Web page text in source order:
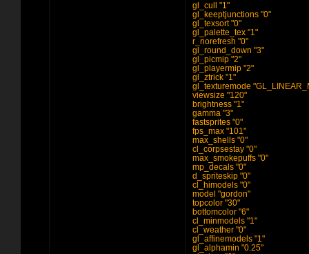
gl_cull "1"
gl_keeptjunctions "0"
gl_texsort "0"
gl_palette_tex "1"
r_norefresh "0"
gl_round_down "3"
gl_picmip "2"
gl_playermip "2"
gl_ztrick "1"
gl_texturemode
viewsize "120"
brightness "1"
gamma "3"
fastsprites "0"
fps_max "101"
max_shells "0"
cl_corpsestay "0"
max_smokepuffs "0"
mp_decals "0"
d_spriteskip "0"
cl_himodels "0"
model "gordon"
topcolor "30"
bottomcolor "6"
cl_minmodels "1"
cl_weather "0"
gl_affinemodels "1"
gl_alphamin "0.25"